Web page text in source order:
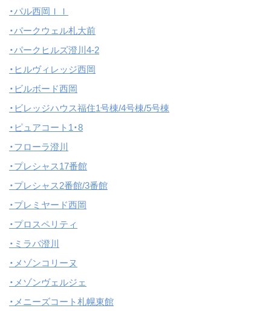
・パル西岡ＩＩ
・パークウェル札大前
・パークヒルズ澄川4-2
・ヒルヴィレッジ西岡
・ビルボード西岡
・ビレッジハウス福住1号棟/4号棟/5号棟
・ピュアコート1・8
・フローラ澄川
・プレシャス17番館
・プレシャス2番館/3番館
・プレミヤード西岡
・プロスペリティ
・ミラバ澄川
・メゾンコリーヌ
・メゾンヴェルジェ
・メニーズコート札幌東館